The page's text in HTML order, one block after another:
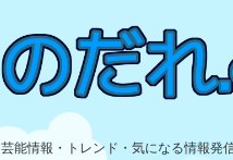
芸能情報・トレンド・気になる情報発